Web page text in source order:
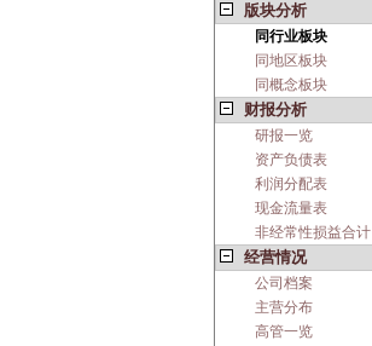
版块分析
同行业板块
同地区板块
同概念板块
财报分析
研报一览
资产负债表
利润分配表
现金流量表
非经常性损益合计
经营情况
公司档案
主营分布
高管一览